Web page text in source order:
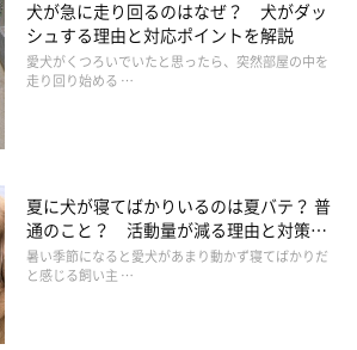
ます。
で落ち着いて過ごせる
眠れる
の声を聞いて行動できる
れらは「社会化しつけ」と呼ばれ、愛犬が
て過ごせるように必要なしつけなのです。
犬が急に走り回るのはなぜ？ 犬がダッ
シュする理由と対応ポイントを解説
愛犬がくつろいでいたと思ったら、突然部屋の中を
走り回り始める …
夏に犬が寝てばかりいるのは夏バテ？ 普
通のこと？ 活動量が減る理由と対策と
は
暑い季節になると愛犬があまり動かず寝てばかりだ
と感じる飼い主 …